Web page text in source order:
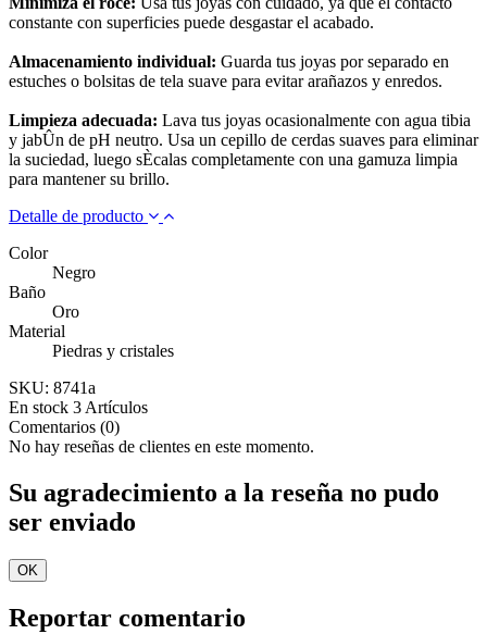
constante con superficies puede desgastar el acabado.
Almacenamiento individual: Guarda tus joyas por separado en
estuches o bolsitas de tela suave para evitar arañazos y enredos.
Limpieza adecuada: Lava tus joyas ocasionalmente con agua tibia
y jabÛn de pH neutro. Usa un cepillo de cerdas suaves para eliminar
la suciedad, luego sÈcalas completamente con una gamuza limpia
para mantener su brillo.
Detalle de producto
Color
Negro
Baño
Oro
Material
Piedras y cristales
SKU: 8741a
En stock 3 Artículos
Comentarios (0)
No hay reseñas de clientes en este momento.
Su agradecimiento a la reseña no pudo
ser enviado
OK
Reportar comentario